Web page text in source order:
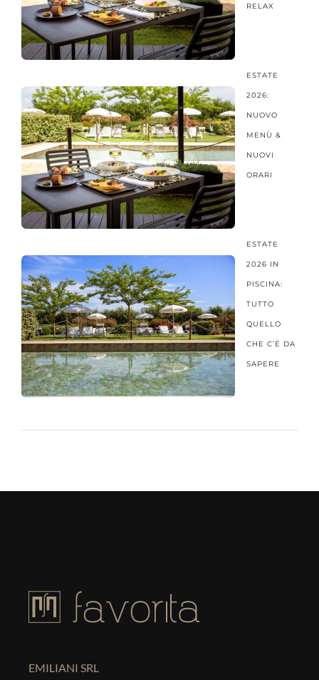
RELAX
ESTATE
2026:
NUOVO
MENÙ &
NUOVI
ORARI
ESTATE
2026 IN
PISCINA:
TUTTO
QUELLO
CHE C’È DA
SAPERE
EMILIANI SRL